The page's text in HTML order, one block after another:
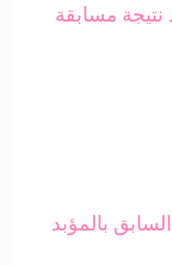
مسابقة
بالمؤبد